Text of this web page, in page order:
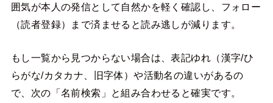
囲気が本人の発信として自然かを軽く確認し、フォロー
（読者登録）まで済ませると読み逃しが減ります。
もし一覧から見つからない場合は、表記ゆれ（漢字/ひ
らがな/カタカナ、旧字体）や活動名の違いがあるの
で、次の「名前検索」と組み合わせると確実です。